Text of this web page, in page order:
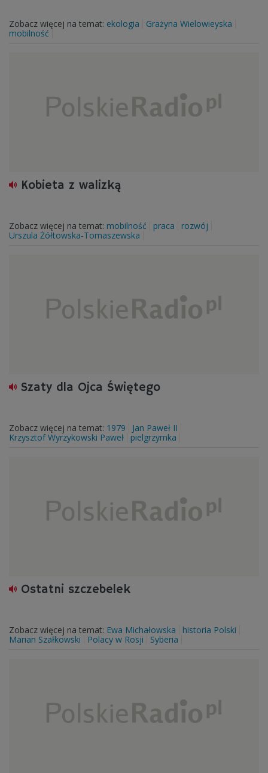
Zobacz więcej na temat: ekologia
Grażyna Wielowieyska
mobilność
Kobieta z walizką
Zobacz więcej na temat: mobilność praca
rozwój
Urszula Żółtowska-Tomaszewska
Szaty dla Ojca Świętego
Zobacz więcej na temat: 1979
Jan Paweł II
Krzysztof Wyrzykowski Paweł
pielgrzymka
Ostatni szczebelek
Zobacz więcej na temat: Ewa Michałowska
historia Polski
Marian Szałkowski
Polacy w Rosji Syberia